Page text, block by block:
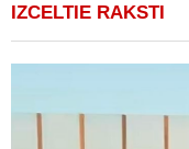
IZCELTIE RAKSTI